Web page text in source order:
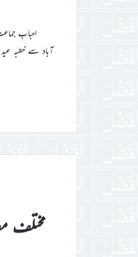
آباد سے خطبہ
مختلف